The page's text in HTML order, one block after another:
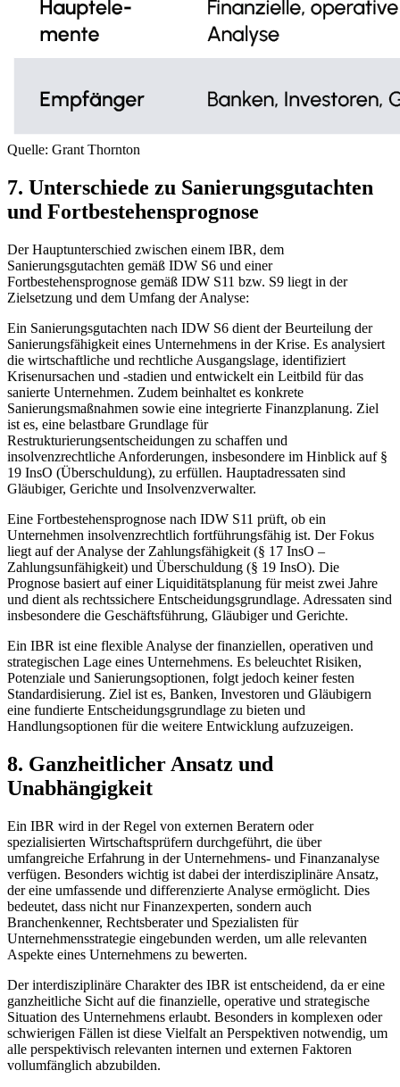
Quelle: Grant Thornton
7. Unterschiede zu Sanierungsgutachten
und Fortbestehensprognose
Der Hauptunterschied zwischen einem IBR, dem
Sanierungsgutachten gemäß IDW S6 und einer
Fortbestehensprognose gemäß IDW S11 bzw. S9 liegt in der
Zielsetzung und dem Umfang der Analyse:
Ein Sanierungsgutachten nach IDW S6 dient der Beurteilung der
Sanierungsfähigkeit eines Unternehmens in der Krise. Es analysiert
die wirtschaftliche und rechtliche Ausgangslage, identifiziert
Krisenursachen und -stadien und entwickelt ein Leitbild für das
sanierte Unternehmen. Zudem beinhaltet es konkrete
Sanierungsmaßnahmen sowie eine integrierte Finanzplanung. Ziel
ist es, eine belastbare Grundlage für
Restrukturierungsentscheidungen zu schaffen und
insolvenzrechtliche Anforderungen, insbesondere im Hinblick auf §
19 InsO (Überschuldung), zu erfüllen. Hauptadressaten sind
Gläubiger, Gerichte und Insolvenzverwalter.
Eine Fortbestehensprognose nach IDW S11 prüft, ob ein
Unternehmen insolvenzrechtlich fortführungsfähig ist. Der Fokus
liegt auf der Analyse der Zahlungsfähigkeit (§ 17 InsO –
Zahlungsunfähigkeit) und Überschuldung (§ 19 InsO). Die
Prognose basiert auf einer Liquiditätsplanung für meist zwei Jahre
und dient als rechtssichere Entscheidungsgrundlage. Adressaten sind
insbesondere die Geschäftsführung, Gläubiger und Gerichte.
Ein IBR ist eine flexible Analyse der finanziellen, operativen und
strategischen Lage eines Unternehmens. Es beleuchtet Risiken,
Potenziale und Sanierungsoptionen, folgt jedoch keiner festen
Standardisierung. Ziel ist es, Banken, Investoren und Gläubigern
eine fundierte Entscheidungsgrundlage zu bieten und
Handlungsoptionen für die weitere Entwicklung aufzuzeigen.
8. Ganzheitlicher Ansatz und
Unabhängigkeit
Ein IBR wird in der Regel von externen Beratern oder
spezialisierten Wirtschaftsprüfern durchgeführt, die über
umfangreiche Erfahrung in der Unternehmens- und Finanzanalyse
verfügen. Besonders wichtig ist dabei der interdisziplinäre Ansatz,
der eine umfassende und differenzierte Analyse ermöglicht. Dies
bedeutet, dass nicht nur Finanzexperten, sondern auch
Branchenkenner, Rechtsberater und Spezialisten für
Unternehmensstrategie eingebunden werden, um alle relevanten
Aspekte eines Unternehmens zu bewerten.
Der interdisziplinäre Charakter des IBR ist entscheidend, da er eine
ganzheitliche Sicht auf die finanzielle, operative und strategische
Situation des Unternehmens erlaubt. Besonders in komplexen oder
schwierigen Fällen ist diese Vielfalt an Perspektiven notwendig, um
alle perspektivisch relevanten internen und externen Faktoren
vollumfänglich abzubilden.